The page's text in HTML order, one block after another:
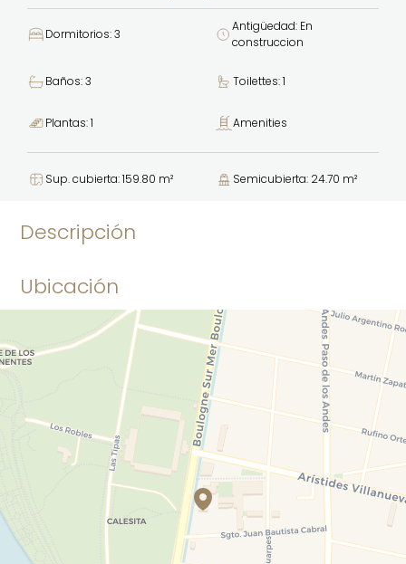
Dormitorios: 3
Antigüedad: En
construccion
Baños: 3 Toilettes: 1
Plantas: 1 Amenities
Sup. cubierta: 159.80 m² Semicubierta: 24.70 m²
Descripción
Ubicación